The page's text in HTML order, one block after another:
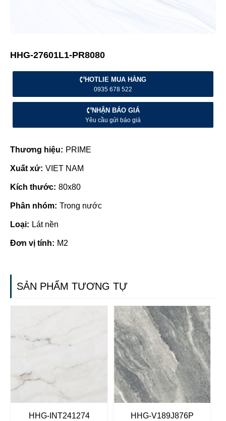
HHG-27601L1-PR8080
HOTLIE MUA HÀNG
0935 678 522
NHẬN BÁO GIÁ
Yêu cầu gửi báo giá
Thương hiệu: PRIME
Xuất xứ: VIET NAM
Kích thước: 80x80
Phân nhóm: Trong nước
Loại: Lát nền
Đơn vị tính: M2
SẢN PHẨM TƯƠNG TỰ
HHG-INT241274 HHG-V189J876P